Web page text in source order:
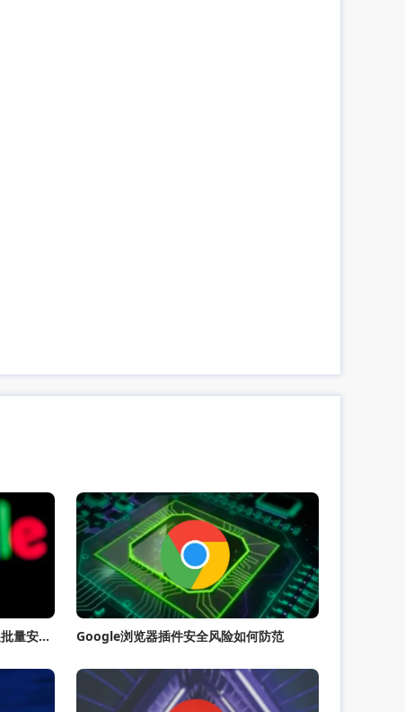
谷歌浏览器下载及浏览器功能扩展批量安装快速教程 Google浏览器插件安全风险如何防范